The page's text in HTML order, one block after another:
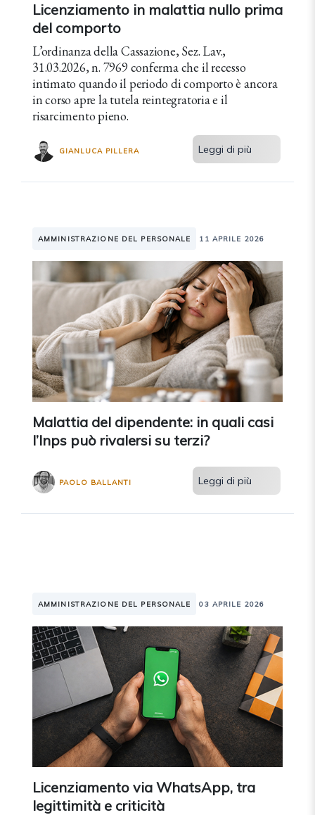
Licenziamento in malattia nullo prima
del comporto
L’ordinanza della Cassazione, Sez. Lav.,
31.03.2026, n. 7969 conferma che il recesso
intimato quando il periodo di comporto è ancora
in corso apre la tutela reintegratoria e il
risarcimento pieno.
GIANLUCA PILLERA Leggi di più
AMMINISTRAZIONE DEL PERSONALE 11 APRILE 2026
Malattia del dipendente: in quali casi
l’Inps può rivalersi su terzi?
PAOLO BALLANTI Leggi di più
AMMINISTRAZIONE DEL PERSONALE 03 APRILE 2026
Licenziamento via WhatsApp, tra
legittimità e criticità